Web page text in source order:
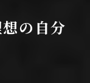
の自分